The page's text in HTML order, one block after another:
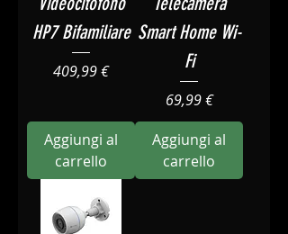
HP7 Bifamiliare
Prezzo
409,99 €
Aggiungi al
carrello
Smart Home Wi-
Fi
Prezzo
69,99 €
Aggiungi al
carrello